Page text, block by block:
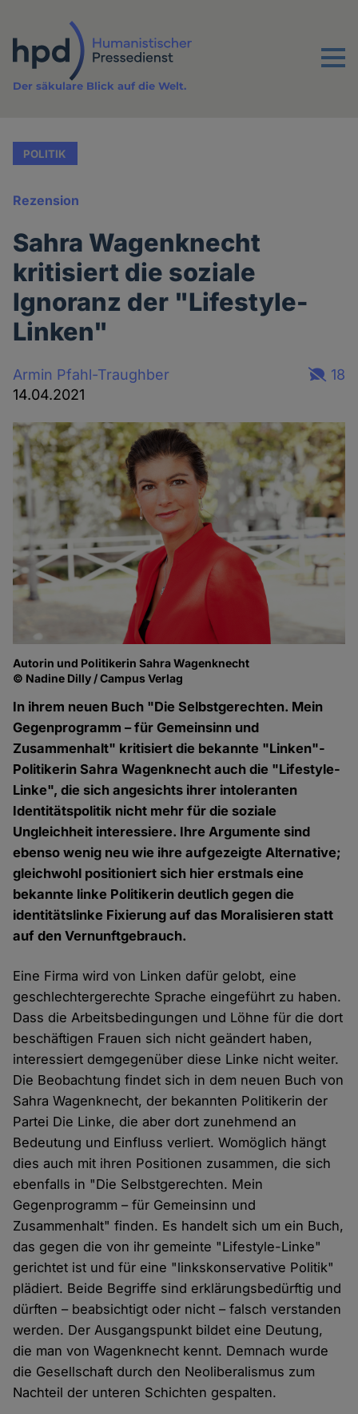
Inhalt
Menu
Der säkulare Blick auf die Welt.
POLITIK
Rezension
Sahra Wagenknecht
kritisiert die soziale
Ignoranz der "Lifestyle-
Linken"
Armin Pfahl-Traughber
14.04.2021
18
Autorin und Politikerin Sahra Wagenknecht
© Nadine Dilly / Campus Verlag
In ihrem neuen Buch "Die Selbstgerechten. Mein
Gegenprogramm – für Gemeinsinn und
Zusammenhalt" kritisiert die bekannte "Linken"-
Politikerin Sahra Wagenknecht auch die "Lifestyle-
Linke", die sich angesichts ihrer intoleranten
Identitätspolitik nicht mehr für die soziale
Ungleichheit interessiere. Ihre Argumente sind
ebenso wenig neu wie ihre aufgezeigte Alternative;
gleichwohl positioniert sich hier erstmals eine
bekannte linke Politikerin deutlich gegen die
identitätslinke Fixierung auf das Moralisieren statt
auf den Vernunftgebrauch.
Eine Firma wird von Linken dafür gelobt, eine
geschlechtergerechte Sprache eingeführt zu haben.
Dass die Arbeitsbedingungen und Löhne für die dort
beschäftigen Frauen sich nicht geändert haben,
interessiert demgegenüber diese Linke nicht weiter.
Die Beobachtung findet sich in dem neuen Buch von
Sahra Wagenknecht, der bekannten Politikerin der
Partei Die Linke, die aber dort zunehmend an
Bedeutung und Einfluss verliert. Womöglich hängt
dies auch mit ihren Positionen zusammen, die sich
ebenfalls in "Die Selbstgerechten. Mein
Gegenprogramm – für Gemeinsinn und
Zusammenhalt" finden. Es handelt sich um ein Buch,
das gegen die von ihr gemeinte "Lifestyle-Linke"
gerichtet ist und für eine "linkskonservative Politik"
plädiert. Beide Begriffe sind erklärungsbedürftig und
dürften – beabsichtigt oder nicht – falsch verstanden
werden. Der Ausgangspunkt bildet eine Deutung,
die man von Wagenknecht kennt. Demnach wurde
die Gesellschaft durch den Neoliberalismus zum
Nachteil der unteren Schichten gespalten.